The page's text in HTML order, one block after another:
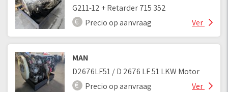
G211-12 + Retarder 715 352
Precio op aanvraag
Ver
MAN
D2676LF51 / D 2676 LF 51 LKW Motor
Precio op aanvraag
Ver